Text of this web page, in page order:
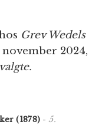
Grev Wedels
2024,
(1878) -5.